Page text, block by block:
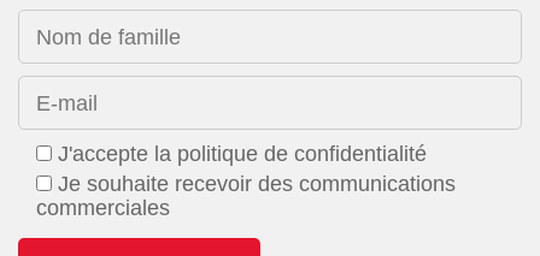
Nom de famille
E-mail
J'accepte la politique de confidentialité
Je souhaite recevoir des communications
commerciales